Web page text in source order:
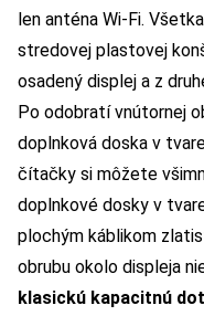
len anténa Wi-Fi.
stredovej plastovej
osadený displej a z
Po odobratí vnútornej
doplnková doska v
čítačky si môžete
doplnkové dosky v
plochým káblikom
obrubu okolo displeja
klasickú kapacitnú